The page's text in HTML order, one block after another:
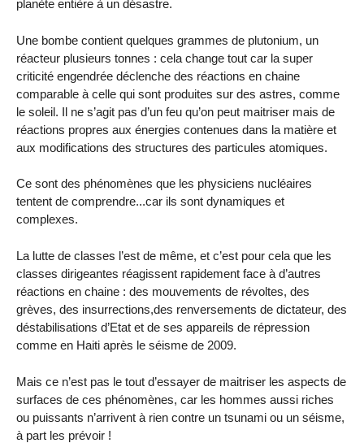
planète entière à un désastre.
Une bombe contient quelques grammes de plutonium, un
réacteur plusieurs tonnes : cela change tout car la super
criticité engendrée déclenche des réactions en chaine
comparable à celle qui sont produites sur des astres, comme
le soleil. Il ne s’agit pas d’un feu qu’on peut maitriser mais de
réactions propres aux énergies contenues dans la matière et
aux modifications des structures des particules atomiques.
Ce sont des phénomènes que les physiciens nucléaires
tentent de comprendre...car ils sont dynamiques et
complexes.
La lutte de classes l’est de même, et c’est pour cela que les
classes dirigeantes réagissent rapidement face à d’autres
réactions en chaine : des mouvements de révoltes, des
grèves, des insurrections,des renversements de dictateur, des
déstabilisations d’Etat et de ses appareils de répression
comme en Haiti après le séisme de 2009.
Mais ce n’est pas le tout d’essayer de maitriser les aspects de
surfaces de ces phénomènes, car les hommes aussi riches
ou puissants n’arrivent à rien contre un tsunami ou un séisme,
à part les prévoir !